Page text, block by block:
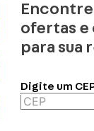
ofertas
para sua
Digite um
o cupom
desconto
SA -